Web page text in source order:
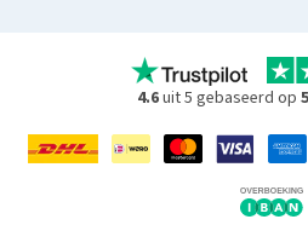
4.6uit 5 gebaseerd op